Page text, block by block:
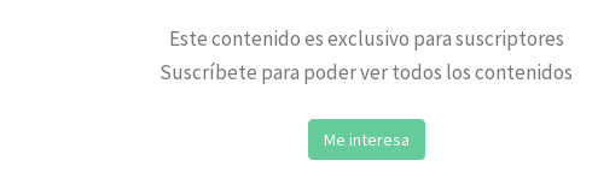
Este contenido es exclusivo para suscriptores
Suscríbete para poder ver todos los contenidos
Me interesa